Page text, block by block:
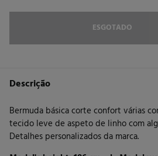
ESGOTADO
Descrição
Bermuda básica corte confort várias
tecido leve de aspeto de linho com
Detalhes personalizados da marca.